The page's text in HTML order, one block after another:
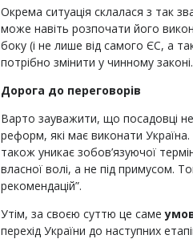
Окрема ситуація склалася з так
може навіть розпочати його
боку (і не лише від самого ЄС, а
потрібно змінити у чинному законі.
Дорога до переговорів
Варто зауважити, що посадовці
реформ, які має виконати Україна.
також уникає зобов’язуючої
власної волі, а не під примусом.
рекомендацій”.
Утім, за своєю суттю це саме
перехід України до наступних